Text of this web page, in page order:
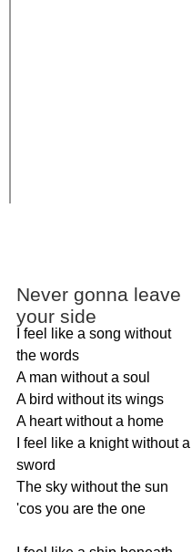
Never gonna leave
your side
feel like a song without
the words
A man without a soul
A bird without its wings
A heart without a home
feel like a knight without a
sword
The sky without the sun
'cos you are the one